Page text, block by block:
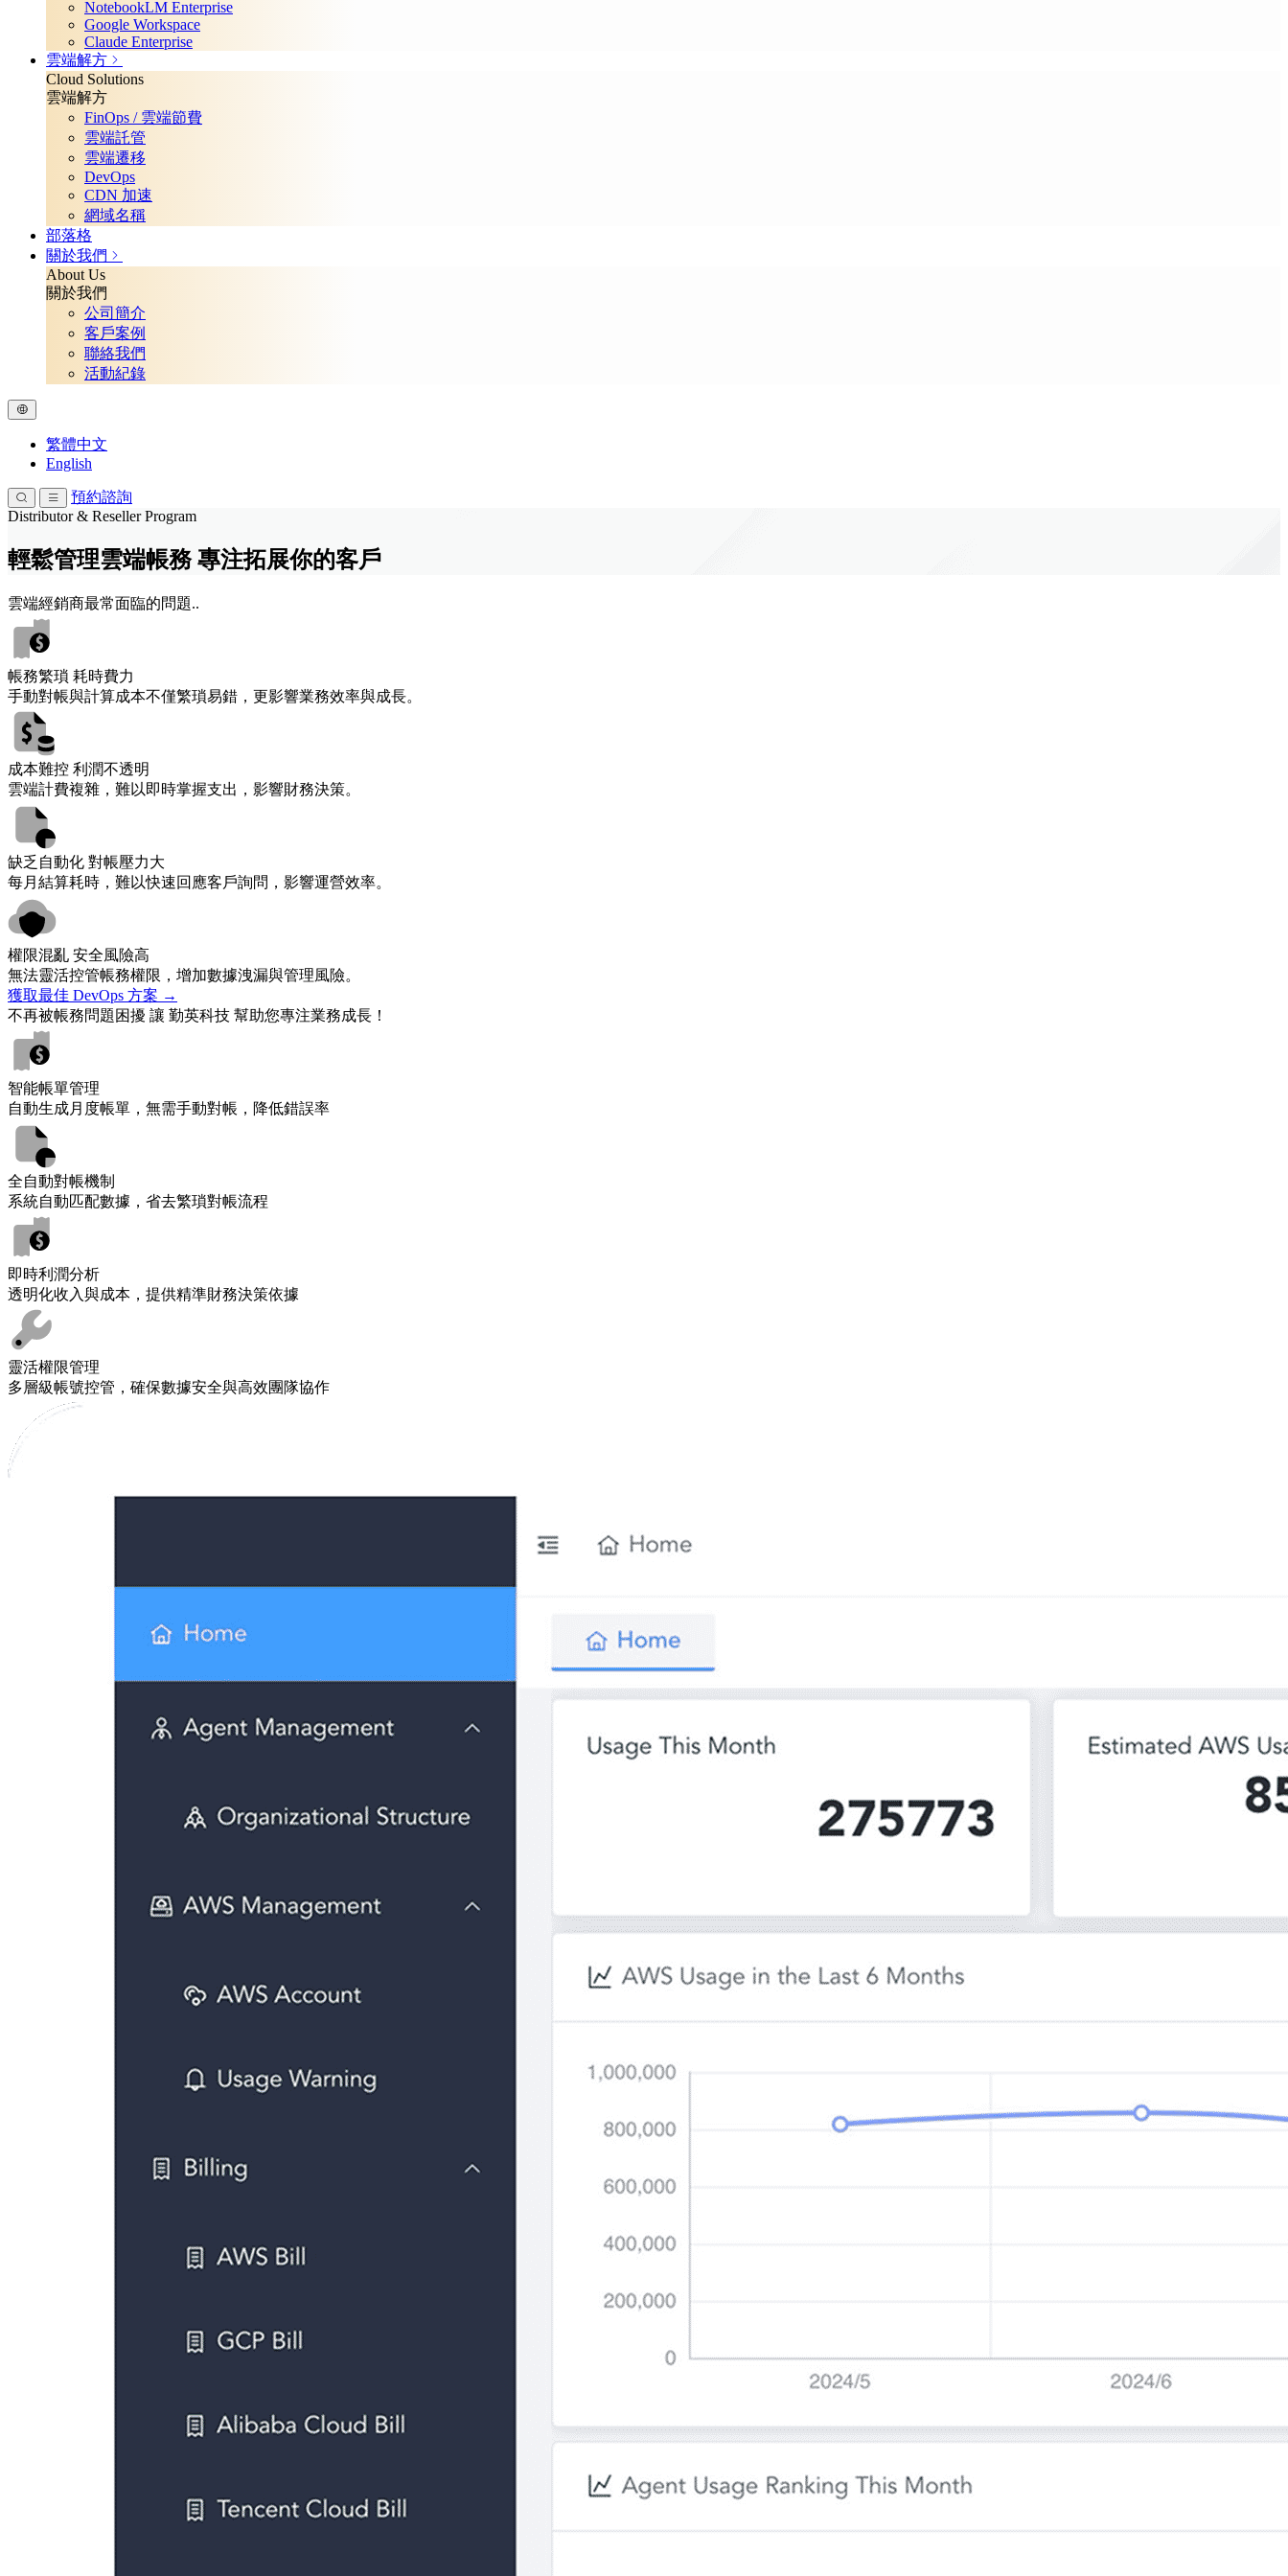
NotebookLM Enterprise
Google Workspace
Claude Enterprise
雲端解方
Cloud Solutions
雲端解方
FinOps / 雲端節費
雲端託管
雲端遷移
DevOps
CDN 加速
網域名稱
部落格
關於我們
About Us
關於我們
公司簡介
客戶案例
聯絡我們
活動紀錄
繁體中文
English
預約諮詢
Distributor & Reseller Program
輕鬆管理雲端帳務 專注拓展你的客戶
雲端經銷商最常面臨的問題..
帳務繁瑣 耗時費力
手動對帳與計算成本不僅繁瑣易錯，更影響業務效率與成長。
成本難控 利潤不透明
雲端計費複雜，難以即時掌握支出，影響財務決策。
缺乏自動化 對帳壓力大
每月結算耗時，難以快速回應客戶詢問，影響運營效率。
權限混亂 安全風險高
無法靈活控管帳務權限，增加數據洩漏與管理風險。
獲取最佳 DevOps 方案 →
不再被帳務問題困擾 讓 勤英科技 幫助您專注業務成長！
智能帳單管理
自動生成月度帳單，無需手動對帳，降低錯誤率
全自動對帳機制
系統自動匹配數據，省去繁瑣對帳流程
即時利潤分析
透明化收入與成本，提供精準財務決策依據
靈活權限管理
多層級帳號控管，確保數據安全與高效團隊協作